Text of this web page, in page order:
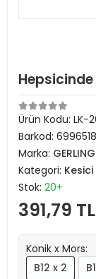
Ürün Kodu: LK-
Barkod:
Marka:
Kategori:
Stok: 20+
391,79 TL
Konik x Mors:
B12 x 2